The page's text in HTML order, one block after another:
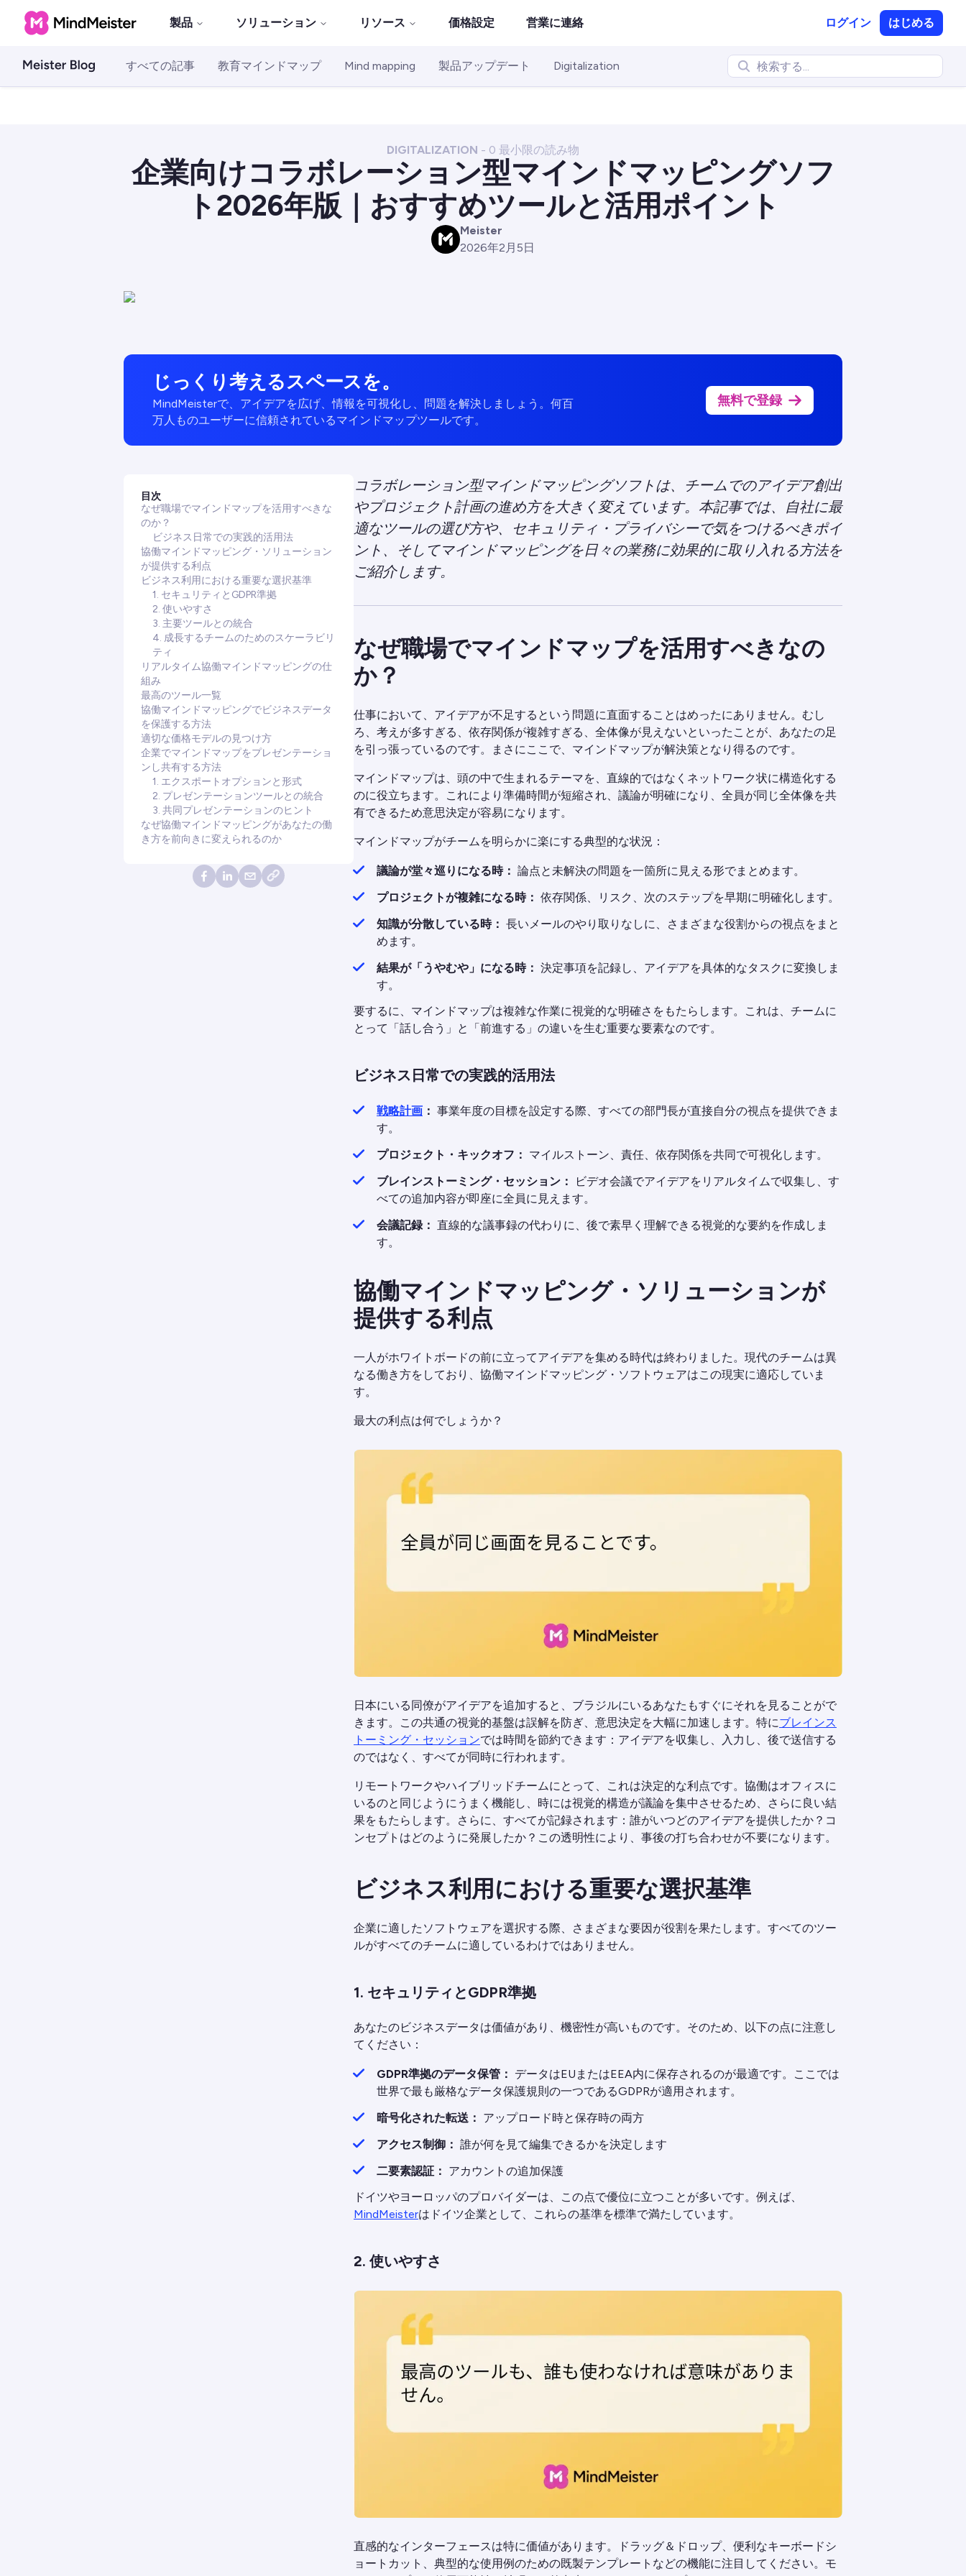
製品 ソリューション リソース 価格設定 営業に連絡 ログイン はじめる
すべての記事 教育マインドマップ Mind mapping 製品アップデート Digitalization
DIGITALIZATION - 0 最小限の読み物
企業向けコラボレーション型マインドマッピングソフ
ト2026年版｜おすすめツールと活用ポイント
M
Meister
2026年2月5日
じっくり考えるスペースを。
MindMeisterで、アイデアを広げ、情報を可視化し、問題を解決しましょう。何百
万人ものユーザーに信頼されているマインドマップツールです。
無料で登録
目次
なぜ職場でマインドマップを活用すべきな
のか？
ビジネス日常での実践的活用法
協働マインドマッピング・ソリューション
が提供する利点
ビジネス利用における重要な選択基準
1. セキュリティとGDPR準拠
2. 使いやすさ
3. 主要ツールとの統合
4. 成長するチームのためのスケーラビリ
ティ
リアルタイム協働マインドマッピングの仕
組み
最高のツール一覧
協働マインドマッピングでビジネスデータ
を保護する方法
適切な価格モデルの見つけ方
企業でマインドマップをプレゼンテーショ
ンし共有する方法
1. エクスポートオプションと形式
2. プレゼンテーションツールとの統合
3. 共同プレゼンテーションのヒント
なぜ協働マインドマッピングがあなたの働
き方を前向きに変えられるのか
コラボレーション型マインドマッピングソフトは、チームでのアイデア創出
やプロジェクト計画の進め方を大きく変えています。本記事では、自社に最
適なツールの選び方や、セキュリティ・プライバシーで気をつけるべきポイ
ント、そしてマインドマッピングを日々の業務に効果的に取り入れる方法を
ご紹介します。
なぜ職場でマインドマップを活用すべきなの
か？
仕事において、アイデアが不足するという問題に直面することはめったにありません。むし
ろ、考えが多すぎる、依存関係が複雑すぎる、全体像が見えないといったことが、あなたの足
を引っ張っているのです。まさにここで、マインドマップが解決策となり得るのです。
マインドマップは、頭の中で生まれるテーマを、直線的ではなくネットワーク状に構造化する
のに役立ちます。これにより準備時間が短縮され、議論が明確になり、全員が同じ全体像を共
有できるため意思決定が容易になります。
マインドマップがチームを明らかに楽にする典型的な状況：
議論が堂々巡りになる時： 論点と未解決の問題を一箇所に見える形でまとめます。
プロジェクトが複雑になる時： 依存関係、リスク、次のステップを早期に明確化します。
知識が分散している時： 長いメールのやり取りなしに、さまざまな役割からの視点をまと
めます。
結果が「うやむや」になる時： 決定事項を記録し、アイデアを具体的なタスクに変換しま
す。
要するに、マインドマップは複雑な作業に視覚的な明確さをもたらします。これは、チームに
とって「話し合う」と「前進する」の違いを生む重要な要素なのです。
ビジネス日常での実践的活用法
戦略計画 ： 事業年度の目標を設定する際、すべての部門長が直接自分の視点を提供できま
す。
プロジェクト・キックオフ： マイルストーン、責任、依存関係を共同で可視化します。
ブレインストーミング・セッション：
ビデオ会議でアイデアをリアルタイムで収集し、す
べての追加内容が即座に全員に見えます。
会議記録： 直線的な議事録の代わりに、後で素早く理解できる視覚的な要約を作成しま
す。
協働マインドマッピング・ソリューションが
提供する利点
一人がホワイトボードの前に立ってアイデアを集める時代は終わりました。現代のチームは異
なる働き方をしており、協働マインドマッピング・ソフトウェアはこの現実に適応していま
す。
最大の利点は何でしょうか？
日本にいる同僚がアイデアを追加すると、ブラジルにいるあなたもすぐにそれを見ることがで
きます。この共通の視覚的基盤は誤解を防ぎ、意思決定を大幅に加速します。特にブレインス
トーミング・セッションでは時間を節約できます：アイデアを収集し、入力し、後で送信する
のではなく、すべてが同時に行われます。
リモートワークやハイブリッドチームにとって、これは決定的な利点です。協働はオフィスに
いるのと同じようにうまく機能し、時には視覚的構造が議論を集中させるため、さらに良い結
果をもたらします。さらに、すべてが記録されます：誰がいつどのアイデアを提供したか？コ
ンセプトはどのように発展したか？この透明性により、事後の打ち合わせが不要になります。
ビジネス利用における重要な選択基準
企業に適したソフトウェアを選択する際、さまざまな要因が役割を果たします。すべてのツー
ルがすべてのチームに適しているわけではありません。
1. セキュリティとGDPR準拠
あなたのビジネスデータは価値があり、機密性が高いものです。そのため、以下の点に注意し
てください：
GDPR準拠のデータ保管： データはEUまたはEEA内に保存されるのが最適です。ここでは
世界で最も厳格なデータ保護規則の一つであるGDPRが適用されます。
暗号化された転送： アップロード時と保存時の両方
アクセス制御： 誰が何を見て編集できるかを決定します
二要素認証： アカウントの追加保護
ドイツやヨーロッパのプロバイダーは、この点で優位に立つことが多いです。例えば、
MindMeisterはドイツ企業として、これらの基準を標準で満たしています。
2. 使いやすさ
直感的なインターフェースは特に価値があります。ドラッグ＆ドロップ、便利なキーボードシ
ョートカット、典型的な使用例のための既製テンプレートなどの機能に注目してください。モ